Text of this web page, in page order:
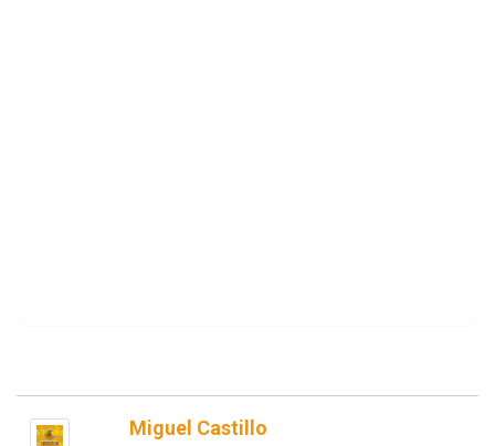
Miguel Castillo